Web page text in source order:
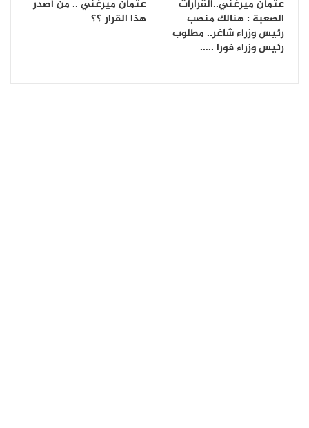
عثمان ميرغني..القرارات
الصعبة : هنالك منصب
رئيس وزراء شاغر.. مطلوب
رئيس وزراء فورا ..…
عثمان ميرغني .. من أصدر
هذا القرار ؟؟